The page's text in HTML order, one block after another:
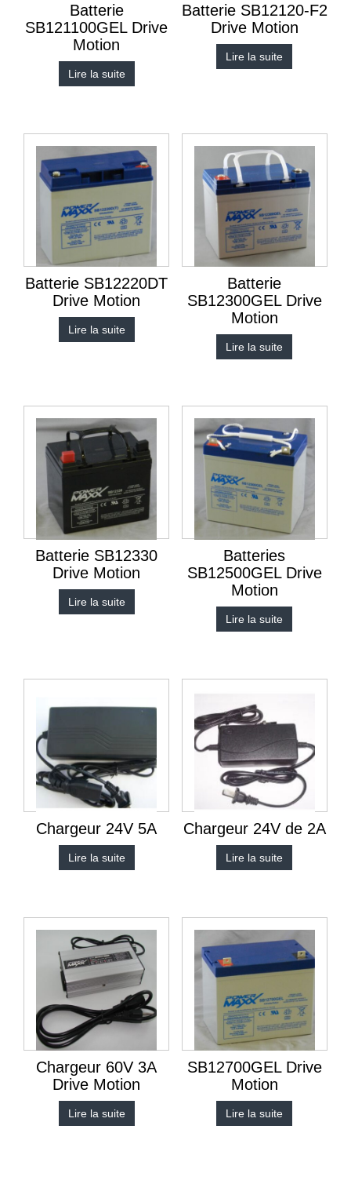
Batterie
SB121100GEL Drive
Motion
Lire la suite
Batterie SB12120-F2
Drive Motion
Lire la suite
Batterie SB12220DT
Drive Motion
Lire la suite
Batterie
SB12300GEL Drive
Motion
Lire la suite
Batterie SB12330
Drive Motion
Lire la suite
Batteries
SB12500GEL Drive
Motion
Lire la suite
Chargeur 24V 5A
Lire la suite
Chargeur 24V de 2A
Lire la suite
Chargeur 60V 3A
Drive Motion
Lire la suite
SB12700GEL Drive
Motion
Lire la suite